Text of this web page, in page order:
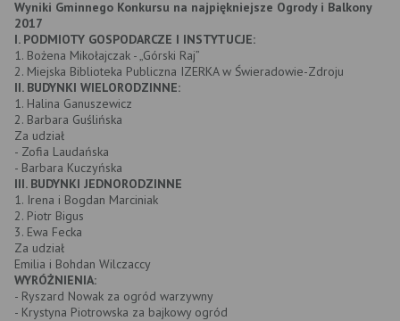
Wyniki Gminnego Konkursu na najpiękniejsze Ogrody i Balkony
2017
I. PODMIOTY GOSPODARCZE I INSTYTUCJE:
1. Bożena Mikołajczak - „Górski Raj”
2. Miejska Biblioteka Publiczna IZERKA w Świeradowie-Zdroju
II. BUDYNKI WIELORODZINNE:
1. Halina Ganuszewicz
2. Barbara Guślińska
Za udział
- Zofia Laudańska
- Barbara Kuczyńska
III. BUDYNKI JEDNORODZINNE
1. Irena i Bogdan Marciniak
2. Piotr Bigus
3. Ewa Fecka
Za udział
Emilia i Bohdan Wilczaccy
WYRÓŻNIENIA:
- Ryszard Nowak za ogród warzywny
- Krystyna Piotrowska za bajkowy ogród